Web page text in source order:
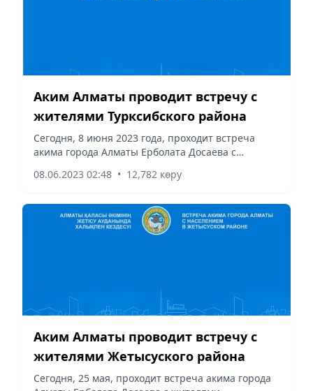
Аким Алматы проводит встречу с
жителями Турксибского района
Сегодня, 8 июня 2023 года, проходит встреча
акима города Алматы Ерболата Досаева с
Vecher.kz.
08.06.2023 02:48 • 12,782 көру
Аким Алматы проводит встречу с
жителями Жетысуского района
Сегодня, 25 мая, проходит встреча акима города